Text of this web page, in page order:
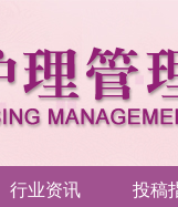
行业资讯 投稿